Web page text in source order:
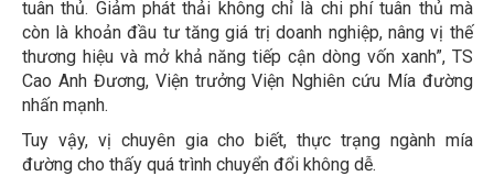
tuân thủ. Giảm phát thải không chỉ là chi phí tuân thủ mà
còn là khoản đầu tư tăng giá trị doanh nghiệp, nâng vị thế
thương hiệu và mở khả năng tiếp cận dòng vốn xanh”, TS
Cao Anh Đương, Viện trưởng Viện Nghiên cứu Mía đường
nhấn mạnh.
Tuy vậy, vị chuyên gia cho biết, thực trạng ngành mía
đường cho thấy quá trình chuyển đổi không dễ.